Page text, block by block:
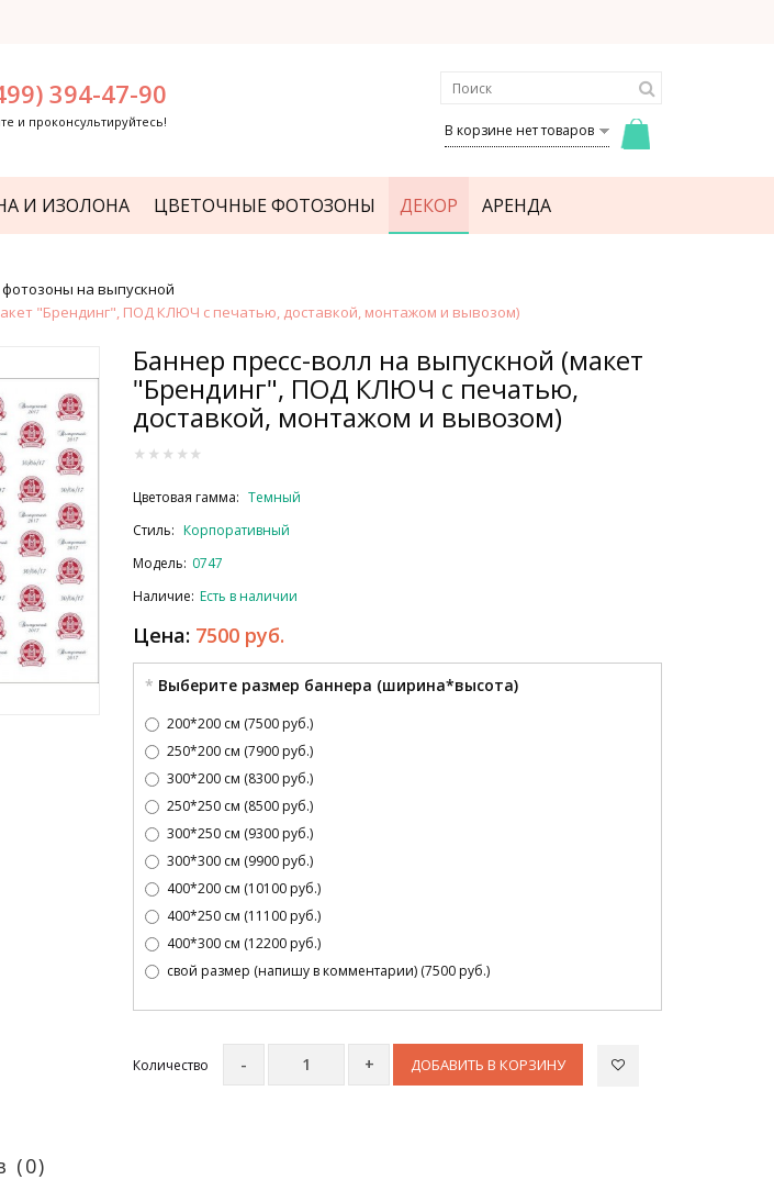
394-47-90
и проконсультируйтесь! В корзине нет товаров
И ИЗОЛОНА ЦВЕТОЧНЫЕ ФОТОЗОНЫ ДЕКОР АРЕНДА
на выпускной
"Брендинг", ПОД КЛЮЧ с печатью, доставкой, монтажом и вывозом)
Баннер пресс-волл на выпускной (макет
"Брендинг", ПОД КЛЮЧ с печатью,
доставкой, монтажом и вывозом)
Цветовая гамма: Темный
Стиль: Корпоративный
Модель: 0747
Наличие: Есть в наличии
Цена: 7500 руб.
Выберите размер баннера (ширина*высота)
200*200 см (7500 руб.)
250*200 см (7900 руб.)
300*200 см (8300 руб.)
250*250 см (8500 руб.)
300*250 см (9300 руб.)
300*300 см (9900 руб.)
400*200 см (10100 руб.)
400*250 см (11100 руб.)
400*300 см (12200 руб.)
свой размер (напишу в комментарии) (7500 руб.)
Количество ДОБАВИТЬ В КОРЗИНУ
(0)